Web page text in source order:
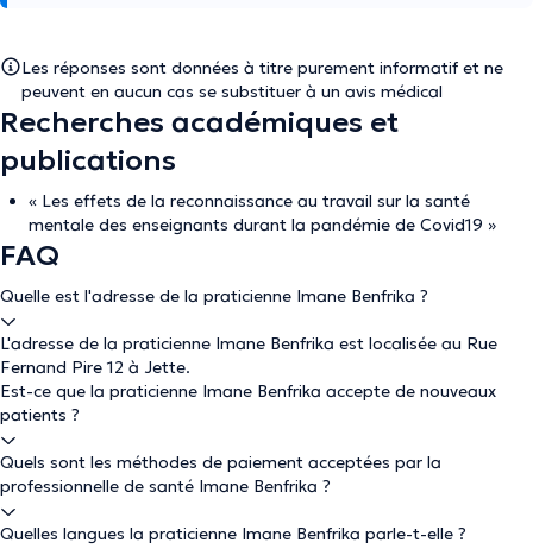
Les réponses sont données à titre purement informatif et ne
peuvent en aucun cas se substituer à un avis médical
Recherches académiques et
publications
« Les effets de la reconnaissance au travail sur la santé
mentale des enseignants durant la pandémie de Covid19 »
FAQ
Quelle est l'adresse de la praticienne Imane Benfrika ?
L'adresse de la praticienne Imane Benfrika est localisée au Rue
Fernand Pire 12 à Jette.
Est-ce que la praticienne Imane Benfrika accepte de nouveaux
patients ?
Quels sont les méthodes de paiement acceptées par la
professionnelle de santé Imane Benfrika ?
Quelles langues la praticienne Imane Benfrika parle-t-elle ?